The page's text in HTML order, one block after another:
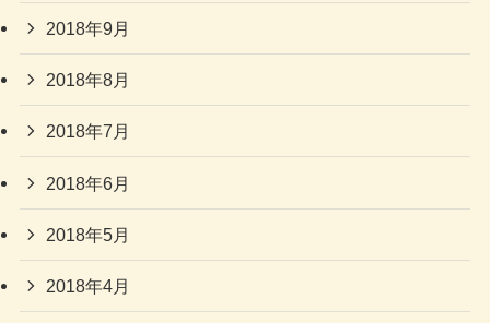
2018年9月
2018年8月
2018年7月
2018年6月
2018年5月
2018年4月